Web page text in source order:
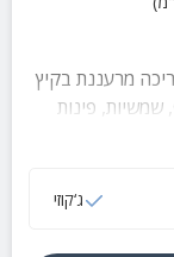
מרעננת בקיץ
שמשיות, פינות
ג‘קוזי